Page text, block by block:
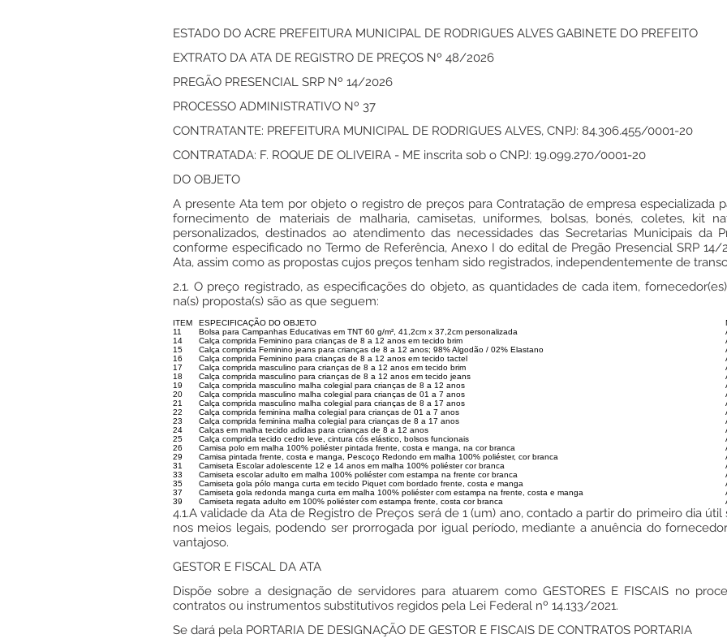
ESTADO DO ACRE PREFEITURA MUNICIPAL DE RODRIGUES ALVES GABINETE DO PREFEITO
EXTRATO DA ATA DE REGISTRO DE PREÇOS Nº 48/2026
PREGÃO PRESENCIAL SRP Nº 14/2026
PROCESSO ADMINISTRATIVO Nº 37
CONTRATANTE: PREFEITURA MUNICIPAL DE RODRIGUES ALVES, CNPJ: 84.306.455/0001-20
CONTRATADA: F. ROQUE DE OLIVEIRA - ME inscrita sob o CNPJ: 19.099.270/0001-20
DO OBJETO
A presente Ata tem por objeto o registro de preços para Contratação de empresa especializada
fornecimento de materiais de malharia, camisetas, uniformes, bolsas, bonés, coletes, kit
personalizados, destinados ao atendimento das necessidades das Secretarias Municipais da
conforme especificado no Termo de Referência, Anexo I do edital de Pregão Presencial SRP
Ata, assim como as propostas cujos preços tenham sido registrados, independentemente de
2.1. O preço registrado, as especificações do objeto, as quantidades de cada item,
na(s) proposta(s) são as que seguem:
ITEM ESPECIFICAÇÃO DO OBJETO
11
Bolsa para Campanhas Educativas em TNT 60 g/m², 41,2cm x 37,2cm personalizada
14
Calça comprida Feminino para crianças de 8 a 12 anos em tecido brim
15
Calça comprida Feminino jeans para crianças de 8 a 12 anos; 98% Algodão / 02% Elastano
16
Calça comprida Feminino para crianças de 8 a 12 anos em tecido tactel
17
Calça comprida masculino para crianças de 8 a 12 anos em tecido brim
18
Calça comprida masculino para crianças de 8 a 12 anos em tecido jeans
19
Calça comprida masculino malha colegial para crianças de 8 a 12 anos
20
Calça comprida masculino malha colegial para crianças de 01 a 7 anos
21
Calça comprida masculino malha colegial para crianças de 8 a 17 anos
22
Calça comprida feminina malha colegial para crianças de 01 a 7 anos
23
Calça comprida feminina malha colegial para crianças de 8 a 17 anos
24
Calças em malha tecido adidas para crianças de 8 a 12 anos
25
Calça comprida tecido cedro leve, cintura cós elástico, bolsos funcionais
26
Camisa polo em malha 100% poliéster pintada frente, costa e manga, na cor branca
29
Camisa pintada frente, costa e manga, Pescoço Redondo em malha 100% poliéster, cor branca
31
Camiseta Escolar adolescente 12 e 14 anos em malha 100% poliéster cor branca
33
Camiseta escolar adulto em malha 100% poliéster com estampa na frente cor branca
35
Camiseta gola pólo manga curta em tecido Piquet com bordado frente, costa e manga
37
Camiseta gola redonda manga curta em malha 100% poliéster com estampa na frente, costa e manga
39
Camiseta regata adulto em 100% poliéster com estampa frente, costa cor branca
4.1.A validade da Ata de Registro de Preços será de 1 (um) ano, contado a partir do primeiro dia
nos meios legais, podendo ser prorrogada por igual período, mediante a anuência do
vantajoso.
GESTOR E FISCAL DA ATA
Dispõe sobre a designação de servidores para atuarem como GESTORES E FISCAIS no
contratos ou instrumentos substitutivos regidos pela Lei Federal nº 14.133/2021.
Se dará pela PORTARIA DE DESIGNAÇÃO DE GESTOR E FISCAIS DE CONTRATOS PORTARIA